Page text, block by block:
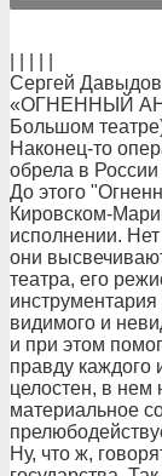
Сергей Давыдов
«ОГНЕННЫЙ
Большом
Наконец-то
обрела в
До этого
Кировском-
исполнении.
они
театра, его
видимого и
и при этом
правду каждого
целостен, в нем
материальное
Ну, что ж,